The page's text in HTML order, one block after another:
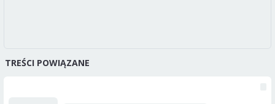
TREŚCI POWIĄZANE